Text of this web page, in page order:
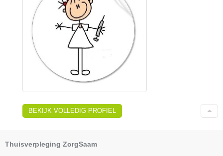
BEKIJK VOLLEDIG PROFIEL
Thuisverpleging ZorgSaam